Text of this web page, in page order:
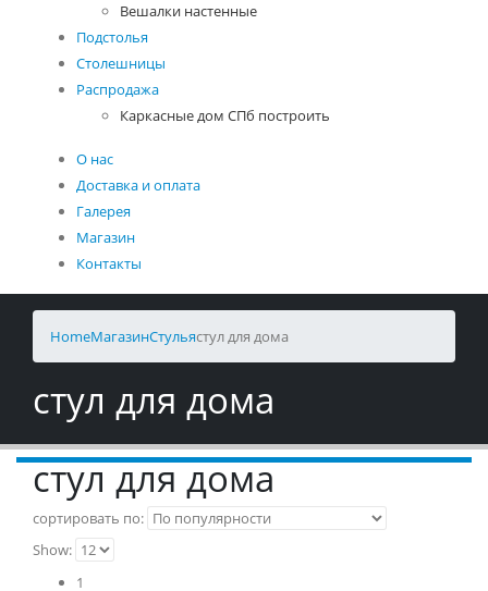
Вешалки настенные
Подстолья
Столешницы
Распродажа
Каркасные дом СПб построить
О нас
Доставка и оплата
Галерея
Магазин
Контакты
HomeМагазинСтульястул для дома
стул для дома
стул для дома
сортировать по:
Show:
1